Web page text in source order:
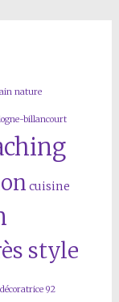
nature
billancourt
cuisine
style
décoratrice 92